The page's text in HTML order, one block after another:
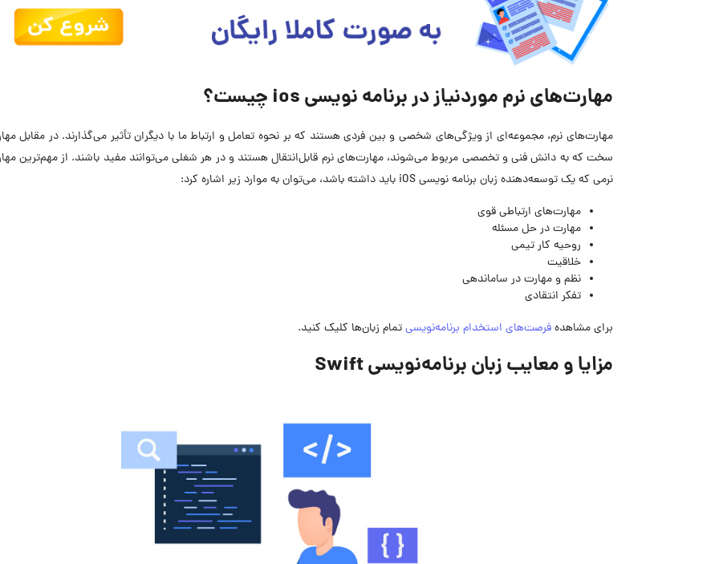
مهارت‌های نرم موردنیاز در برنامه نویسی ios چیست؟
مهارت‌های نرم، مجموعه‌ای از ویژگی‌های شخصی و بین فردی هستند که بر نحوه تعامل و ارتباط ما با دیگران تأثیر می‌گذارند. در مقابل
سخت که به دانش فنی و تخصصی مربوط می‌شوند، مهارت‌های نرم قابل‌انتقال هستند و در هر شغلی می‌توانند مفید باشند. از مهم‌ترین
نرمی که یک توسعه‌دهنده زبان برنامه نویسی iOS باید داشته باشد، می‌توان به موارد زیر اشاره کرد:
مهارت‌های ارتباطی قوی
مهارت در حل مسئله
روحیه‌ کار تیمی
خلاقیت
نظم و مهارت در ساماندهی
تفکر انتقادی
برای مشاهدهفرصت‌های استخدام برنامه‌نویسیتمام زبان‌ها کلیک کنید.
مزایا و معایب زبان برنامه‌نویسی Swift